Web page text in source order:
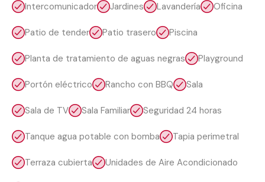
Intercomunicador Jardines Lavandería Oficina
Patio de tender Patio trasero Piscina
Planta de tratamiento de aguas negras Playground
Portón eléctrico Rancho con BBQ Sala
Sala de TV Sala Familiar Seguridad 24 horas
Tanque agua potable con bomba Tapia perimetral
Terraza cubierta Unidades de Aire Acondicionado